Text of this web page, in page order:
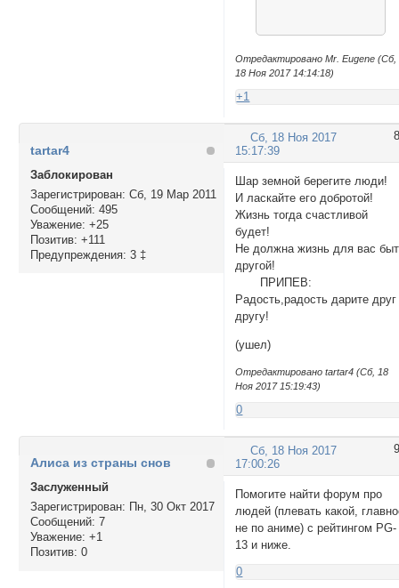
Отредактировано Mr. Eugene (Сб,
18 Ноя 2017 14:14:18)
+1
8
Сб, 18 Ноя 2017
15:17:39
tartar4
Заблокирован
Зарегистрирован: Сб, 19 Мар 2011
Сообщений: 495
Уважение: +25
Позитив: +111
Предупреждения: 3 ‡
Шар земной берегите люди!
И ласкайте его добротой!
Жизнь тогда счастливой
будет!
Не должна жизнь для вас
другой!
ПРИПЕВ:
Радость,радость дарите друг
другу!
(ушел)
Отредактировано tartar4 (Сб, 18
Ноя 2017 15:19:43)
0
9
Сб, 18 Ноя 2017
17:00:26
Алиса из страны снов
Заслуженный
Зарегистрирован: Пн, 30 Окт 2017
Сообщений: 7
Уважение: +1
Позитив: 0
Помогите найти форум про
людей (плевать какой,
не по аниме) с рейтингом PG-
13 и ниже.
0